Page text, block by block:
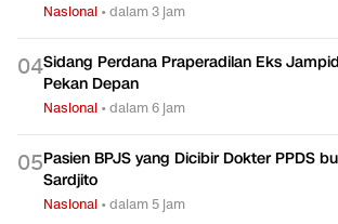
Nasional •dalam 3 jam
04Sidang Perdana Praperadilan Eks
Pekan Depan
Nasional •dalam 6 jam
05Pasien BPJS yang Dicibir Dokter PPDS
Sardjito
Nasional •dalam 5 jam